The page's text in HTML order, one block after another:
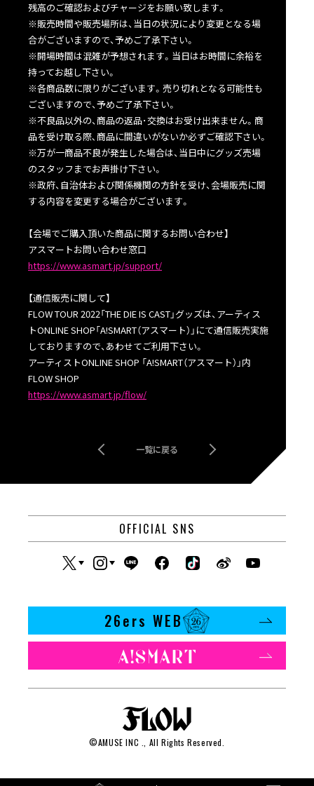
残高のご確認およびチャージをお願い致します。
※販売時間や販売場所は、当日の状況により変更となる場
合がございますので、予めご了承下さい。
※開場時間は混雑が予想されます。当日はお時間に余裕を
持ってお越し下さい。
※各商品数に限りがございます。売り切れとなる可能性も
ございますので、予めご了承下さい。
※不良品以外の、商品の返品･交換はお受け出来ません。商
品を受け取る際､商品に間違いがないか必ずご確認下さい。
※万が一商品不良が発生した場合は、当日中にグッズ売場
のスタッフまでお声掛け下さい。
※政府、自治体および関係機関の方針を受け、会場販売に関
する内容を変更する場合がございます。
【会場でご購入頂いた商品に関するお問い合わせ】
アスマートお問い合わせ窓口
https://www.asmart.jp/support/
【通信販売に関して】
FLOW TOUR 2022「THE DIE IS CAST」グッズは、アーティス
トONLINE SHOP「A!SMART（アスマート）」にて通信販売実施
しておりますので、あわせてご利用下さい。
アーティストONLINE SHOP 「A!SMART（アスマート）」内
FLOW SHOP
https://www.asmart.jp/flow/
一覧に戻る
OFFICIAL SNS
26ers WEB
©AMUSE INC ., All Rights Reserved.